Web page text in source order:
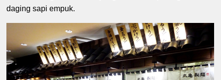
daging sapi empuk.